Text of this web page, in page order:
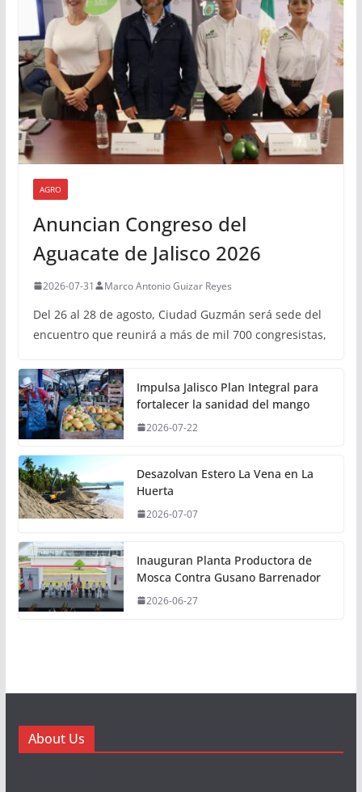
AGRO
Anuncian Congreso del
Aguacate de Jalisco 2026
2026-07-31 Marco Antonio Guizar Reyes
Del 26 al 28 de agosto, Ciudad Guzmán será sede del
encuentro que reunirá a más de mil 700 congresistas,
Impulsa Jalisco Plan Integral para
fortalecer la sanidad del mango
2026-07-22
Desazolvan Estero La Vena en La
Huerta
2026-07-07
Inauguran Planta Productora de
Mosca Contra Gusano Barrenador
2026-06-27
About Us